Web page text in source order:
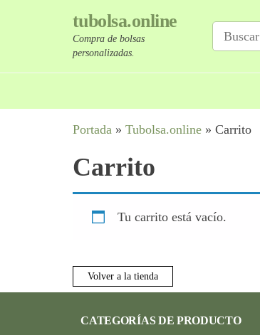
tubolsa.online
Compra de bolsas
personalizadas.
Portada » Tubolsa.online » Carrito
Carrito
Tu carrito está vacío.
Volver a la tienda
CATEGORÍAS DE PRODUCTO